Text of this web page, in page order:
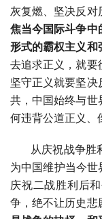
灰复燃、坚决反对
焦当今国际斗争中
形式的霸权主义和
去追求正义，就要
坚守正义就要坚决
共，中国始终与世
何违背公道正义、
从庆祝战争胜
为中国维护当今世
庆祝二战胜利后
争，绝不让历史悲